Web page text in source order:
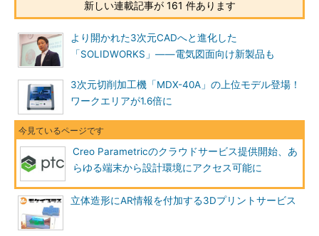
新しい連載記事が 161 件あります
より開かれた3次元CADへと進化した
「SOLIDWORKS」――電気図面向け新製品も
3次元切削加工機「MDX-40A」の上位モデル登場！
ワークエリアが1.6倍に
Creo Parametricのクラウドサービス提供開始、あ
らゆる端末から設計環境にアクセス可能に
立体造形にAR情報を付加する3Dプリントサービス